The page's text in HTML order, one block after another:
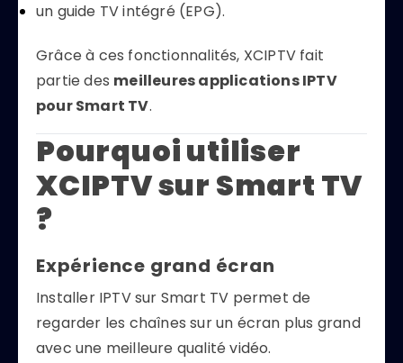
un guide TV intégré (EPG).
Grâce à ces fonctionnalités, XCIPTV fait
partie des meilleures applications IPTV
pour Smart TV.
Pourquoi utiliser
XCIPTV sur Smart TV
?
Expérience grand écran
Installer IPTV sur Smart TV permet de
regarder les chaînes sur un écran plus grand
avec une meilleure qualité vidéo.